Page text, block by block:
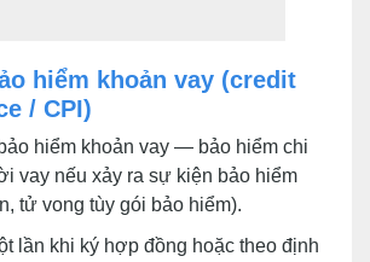
hiểm khoản vay (credit
/ CPI)
hiểm khoản vay — bảo hiểm chi
vay nếu xảy ra sự kiện bảo hiểm
tử vong tùy gói bảo hiểm).
lần khi ký hợp đồng hoặc theo định